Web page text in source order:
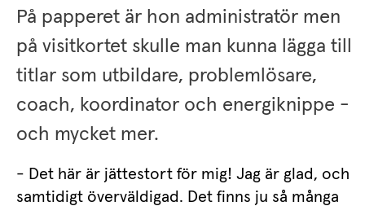
På papperet är hon administratör men
på visitkortet skulle man kunna lägga till
titlar som utbildare, problemlösare,
coach, koordinator och energiknippe -
och mycket mer.
- Det här är jättestort för mig! Jag är glad, och
samtidigt överväldigad. Det finns ju så många